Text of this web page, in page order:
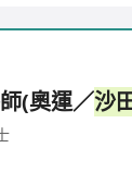
(奧運／沙